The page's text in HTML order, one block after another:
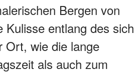
Bergen von
Kulisse entlang des sich
Ort, wie die lange
als auch zum